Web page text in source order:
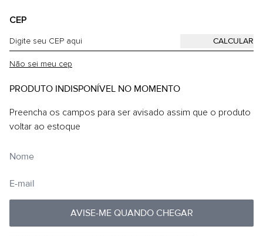
CEP
Não sei meu cep
PRODUTO INDISPONÍVEL NO MOMENTO
Preencha os campos para ser avisado assim que o produto
voltar ao estoque
AVISE-ME QUANDO CHEGAR